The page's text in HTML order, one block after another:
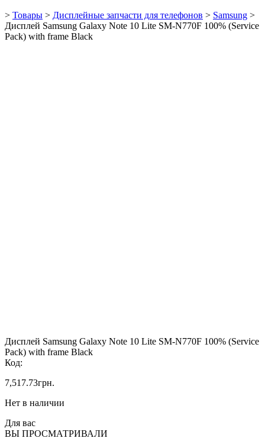
> Товары > Дисплейные запчасти для телефонов > Samsung >
Дисплей Samsung Galaxy Note 10 Lite SM-N770F 100% (Service
Pack) with frame Black
Дисплей Samsung Galaxy Note 10 Lite SM-N770F 100% (Service
Pack) with frame Black
Код:
7,517.73грн.
Нет в наличии
Для вас
ВЫ ПРОСМАТРИВАЛИ